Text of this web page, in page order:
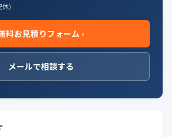
）
料お見積りフォーム ›
メールで相談する